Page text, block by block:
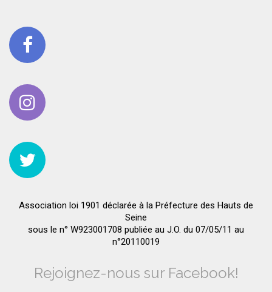
Association loi 1901 déclarée à la Préfecture des Hauts de
Seine
sous le n° W923001708 publiée au J.O. du 07/05/11 au
n°20110019
Rejoignez-nous sur Facebook!